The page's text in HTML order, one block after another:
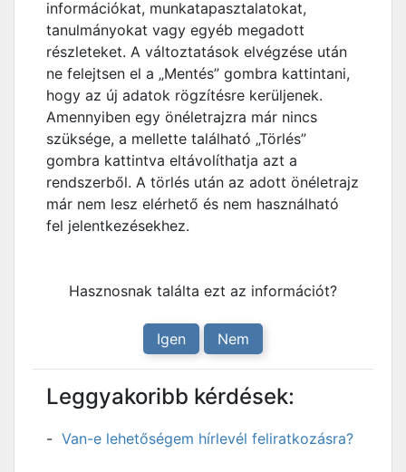
információkat, munkatapasztalatokat,
tanulmányokat vagy egyéb megadott
részleteket. A változtatások elvégzése után
ne felejtsen el a „Mentés” gombra kattintani,
hogy az új adatok rögzítésre kerüljenek.
Amennyiben egy önéletrajzra már nincs
szüksége, a mellette található „Törlés”
gombra kattintva eltávolíthatja azt a
rendszerből. A törlés után az adott önéletrajz
már nem lesz elérhető és nem használható
fel jelentkezésekhez.
Hasznosnak találta ezt az információt?
Igen Nem
Leggyakoribb kérdések:
Van-e lehetőségem hírlevél feliratkozásra?